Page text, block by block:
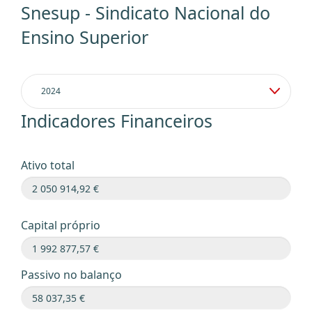
Snesup - Sindicato Nacional do
Ensino Superior
Indicadores Financeiros
Ativo total
Capital próprio
Passivo no balanço